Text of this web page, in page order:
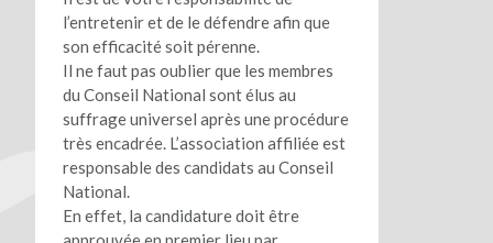
l’entretenir et de le défendre afin que
son efficacité soit pérenne.
Il ne faut pas oublier que les membres
du Conseil National sont élus au
suffrage universel après une procédure
très encadrée. L’association affiliée est
responsable des candidats au Conseil
National.
En effet, la candidature doit être